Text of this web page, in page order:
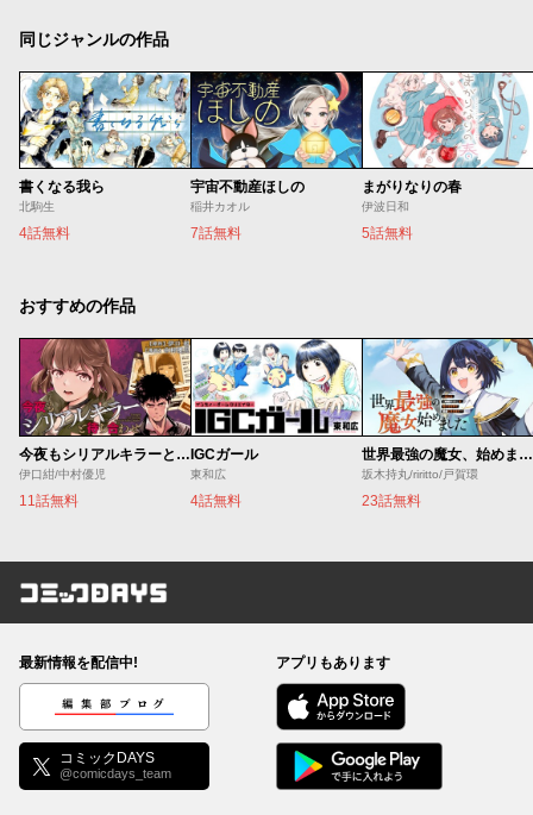
同じジャンルの作品
書くなる我ら
北駒生
4話無料
宇宙不動産ほしの
稲井カオル
7話無料
まがりなりの春
伊波日和
5話無料
おすすめの作品
今夜もシリアルキラーと待ち合わせ
伊口紺/中村優児
11話無料
IGCガール
東和広
4話無料
世界最強の魔女、始めました ～私だけ『攻略サイト』を見れる世界で自由に生きます～
坂木持丸/riritto/戸賀環
23話無料
コミックDAYS
最新情報を配信中!
編集部ブログ
コミックDAYS
@comicdays_team
アプリもあります